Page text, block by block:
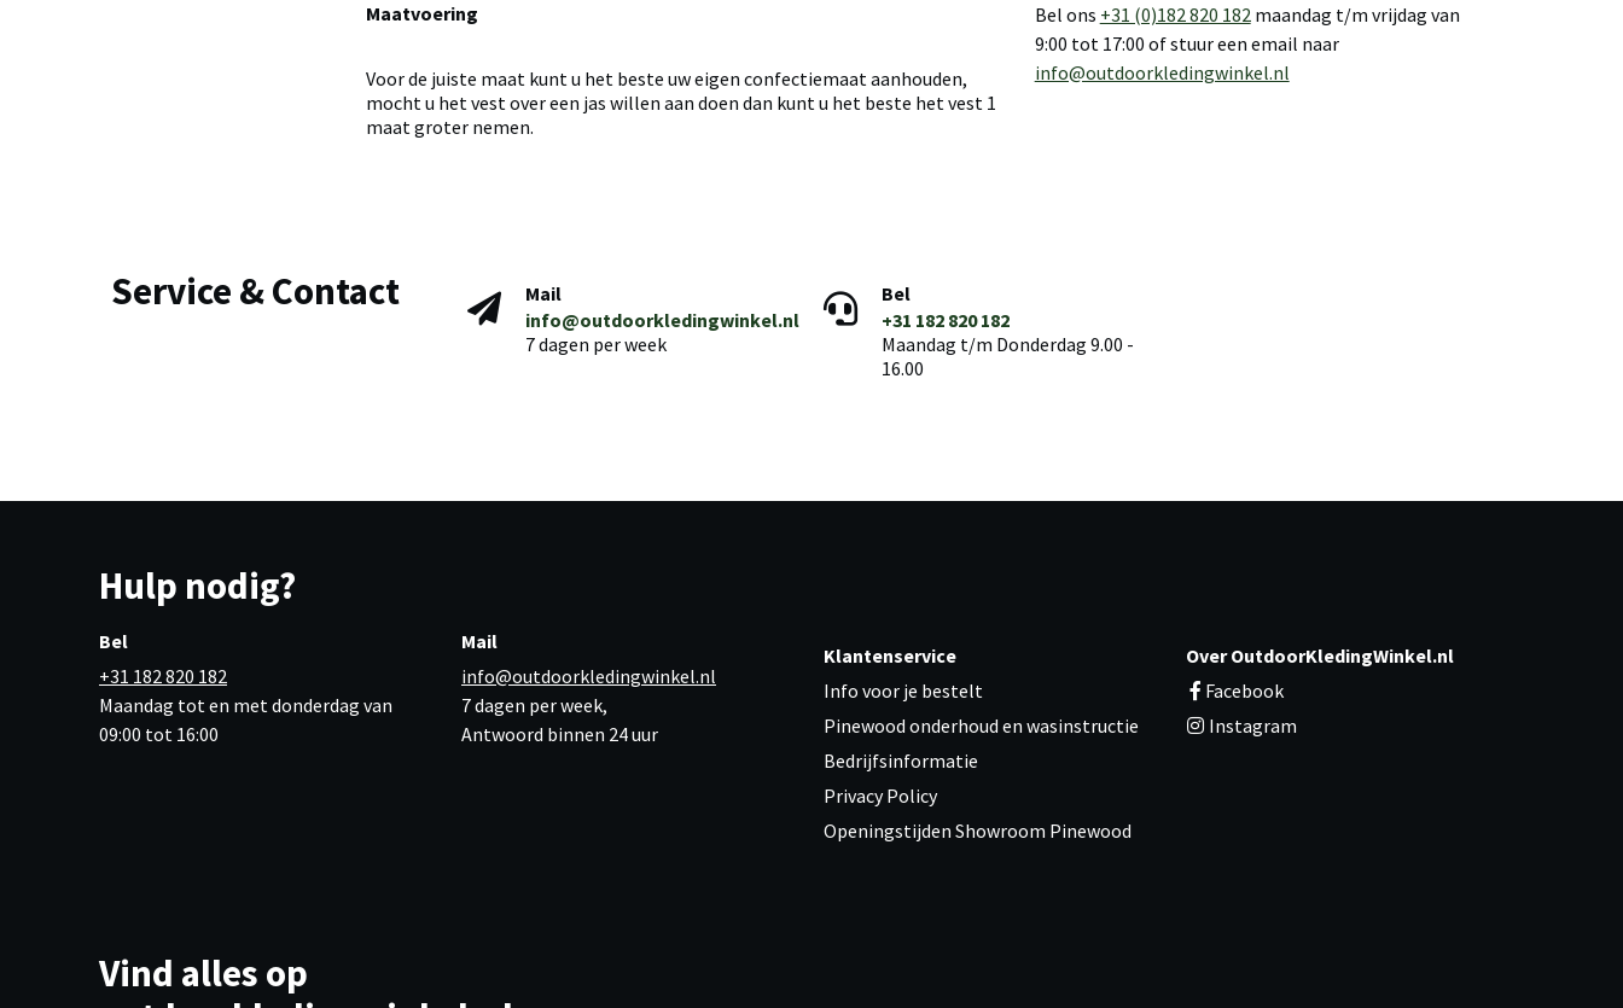
Maatvoering
Voor de juiste maat kunt u het beste uw eigen confectiemaat aanhouden,
mocht u het vest over een jas willen aan doen dan kunt u het beste het vest 1
maat groter nemen.
Bel ons +31 (0)182 820 182 maandag t/m vrijdag van
9:00 tot 17:00 of stuur een email naar
info@outdoorkledingwinkel.nl
Service & Contact
Mail
info@outdoorkledingwinkel.nl
7 dagen per week
Bel
+31 182 820 182
Maandag t/m Donderdag 9.00 -
16.00
Hulp nodig?
Bel
+31 182 820 182
Maandag tot en met donderdag van
09:00 tot 16:00
Mail
info@outdoorkledingwinkel.nl
7 dagen per week,
Antwoord binnen 24 uur
Klantenservice
Info voor je bestelt
Pinewood onderhoud en wasinstructie
Bedrijfsinformatie
Privacy Policy
Openingstijden Showroom Pinewood
Over OutdoorKledingWinkel.nl
Facebook
Instagram
Vind alles op